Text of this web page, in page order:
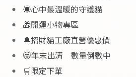
☀️心中最溫暖的守護貓
🎁開運小物專區
🔔招財貓工廠直營優惠價
😻年末出清 數量倒數中
🛒限定下單